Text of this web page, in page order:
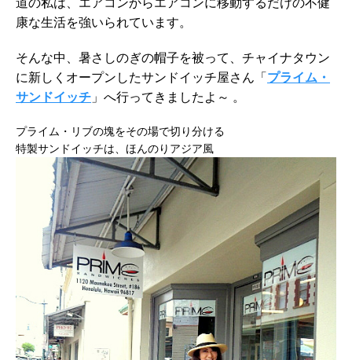
康な生活を強いられています。
そんな中、暑さしのぎの帽子を被って、チャイナタウン
に新しくオープンしたサンドイッチ屋さん「プライム・
サンドイッチ 」へ行ってきましたよ～ 。
プライム・リブの塊をその場で切り分ける
特製サンドイッチは、ほんのりアジア風